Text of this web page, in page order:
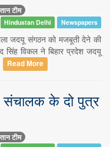
टीम
Hindustan Delhi Newspapers
जदयू संगठन को मजबूती देने की
सिंह विकल ने बिहार प्रदेश जदयू
Read More
संचालक के दो पुत्र
टीम